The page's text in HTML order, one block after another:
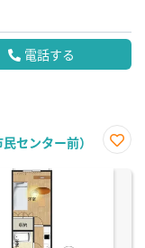
電話する
センター前）
に入